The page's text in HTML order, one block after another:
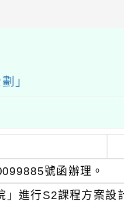
」
號函辦理。
進行S2課程方案設